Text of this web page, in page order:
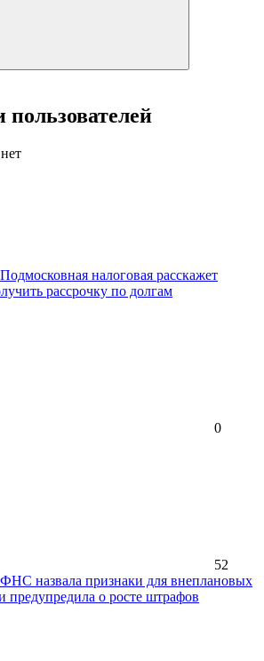
Подмосковная налоговая расскажет
рассрочку по долгам
0
52
ФНС назвала признаки для внеплановых
предупредила о росте штрафов